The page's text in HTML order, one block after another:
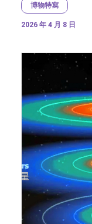
博物特寫
2026 年 4 月 8 日